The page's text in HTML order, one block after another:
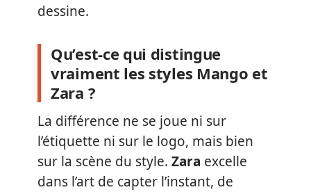
dessine.
Qu’est-ce qui distingue
vraiment les styles Mango et
Zara ?
La différence ne se joue ni sur
l’étiquette ni sur le logo, mais bien
sur la scène du style. Zara excelle
dans l’art de capter l’instant, de